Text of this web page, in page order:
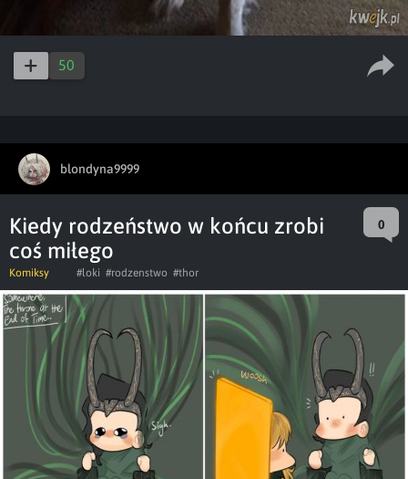
50
blondyna9999
Kiedy rodzeństwo w końcu zrobi
coś miłego
0
Komiksy #loki #rodzenstwo #thor